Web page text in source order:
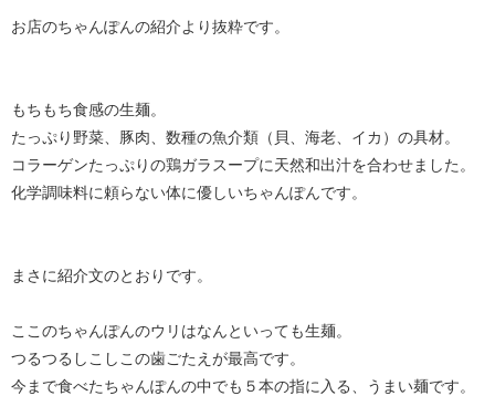
お店のちゃんぽんの紹介より抜粋です。
もちもち食感の生麺。
たっぷり野菜、豚肉、数種の魚介類（貝、海老、イカ）の具材。
コラーゲンたっぷりの鶏ガラスープに天然和出汁を合わせました。
化学調味料に頼らない体に優しいちゃんぽんです。
まさに紹介文のとおりです。
ここのちゃんぽんのウリはなんといっても生麺。
つるつるしこしこの歯ごたえが最高です。
今まで食べたちゃんぽんの中でも５本の指に入る、うまい麺です。